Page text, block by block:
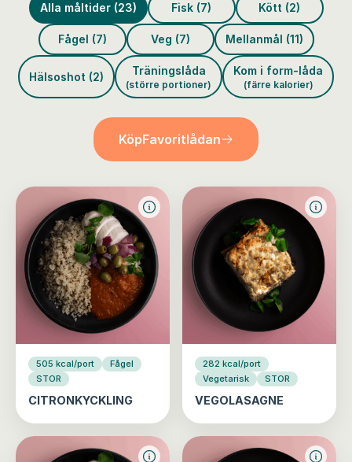
Alla måltider (23) Fisk (7) Kött (2)
Fågel (7) Veg (7) Mellanmål (11)
Hälsoshot (2) Träningslåda
(större portioner)
Kom i form-låda
(färre kalorier)
KöpFavoritlådan
505 kcal/port
Fågel
STOR
CITRONKYCKLING
282 kcal/port
Vegetarisk
STOR
VEGOLASAGNE